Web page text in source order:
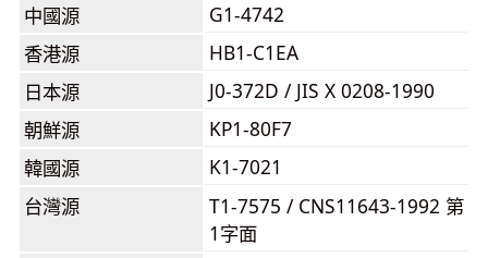
中國源
G1-4742
香港源
HB1-C1EA
日本源
J0-372D / JIS X 0208-1990
朝鮮源
KP1-80F7
韓國源
K1-7021
台灣源
T1-7575 / CNS11643-1992 第
1字面